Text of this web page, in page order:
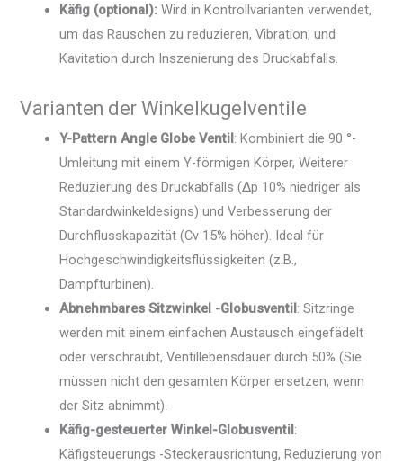
Käfig (optional): Wird in Kontrollvarianten verwendet,
um das Rauschen zu reduzieren, Vibration, und
Kavitation durch Inszenierung des Druckabfalls.
Varianten der Winkelkugelventile
Y-Pattern Angle Globe Ventil: Kombiniert die 90 °-
Umleitung mit einem Y-förmigen Körper, Weiterer
Reduzierung des Druckabfalls (Δp 10% niedriger als
Standardwinkeldesigns) und Verbesserung der
Durchflusskapazität (Cv 15% höher). Ideal für
Hochgeschwindigkeitsflüssigkeiten (z.B.,
Dampfturbinen).
Abnehmbares Sitzwinkel -Globusventil: Sitzringe
werden mit einem einfachen Austausch eingefädelt
oder verschraubt, Ventillebensdauer durch 50% (Sie
müssen nicht den gesamten Körper ersetzen, wenn
der Sitz abnimmt).
Käfig-gesteuerter Winkel-Globusventil:
Käfigsteuerungs -Steckerausrichtung, Reduzierung von